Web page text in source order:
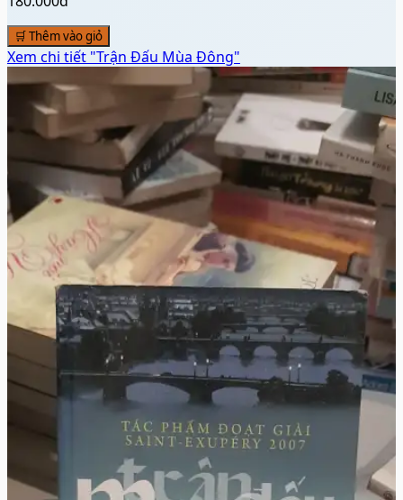
♡
🛒 Thêm vào giỏ
👁️ Xem chi tiết
"Hãy Đi Đặt Người Canh Gác"
Harper Lee
180.000đ
🛒 Thêm vào giỏ
Xem chi tiết "Trận Đấu Mùa Đông"